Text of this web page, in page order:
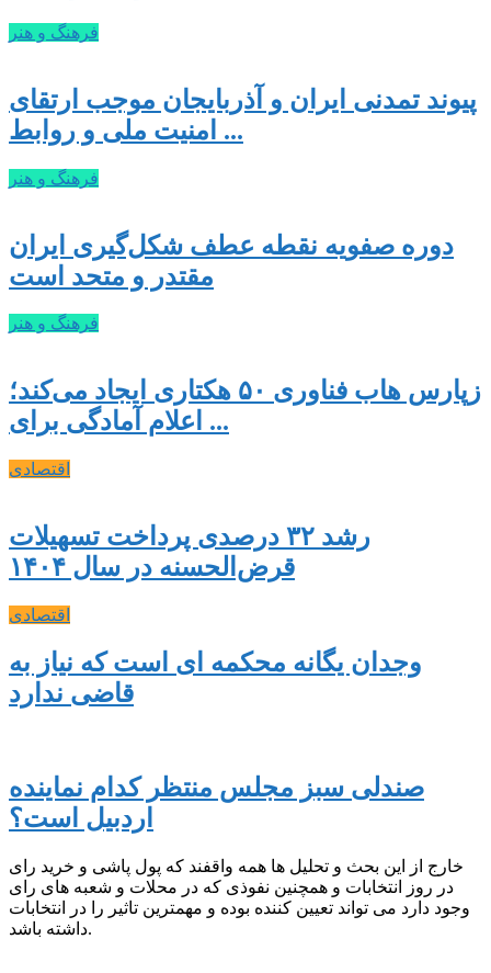
فرهنگ و هنر
پیوند تمدنی ایران و آذربایجان موجب ارتقای
امنیت ملی و روابط ...
فرهنگ و هنر
دوره صفویه نقطه عطف شکل‌گیری ایران
مقتدر و متحد است
فرهنگ و هنر
زپارس هاب فناوری ۵۰ هکتاری ایجاد می‌کند؛
اعلام آمادگی برای ...
اقتصادی
رشد ۳۲ درصدی پرداخت تسهیلات
قرض‌الحسنه در سال ۱۴۰۴
اقتصادی
وجدان یگانه محکمه ای است که نیاز به
قاضی ندارد
صندلی سبز مجلس منتظر کدام نماینده
اردبیل است؟
خارج از این بحث و تحلیل ها همه واقفند که پول پاشی و خرید رای
در روز انتخابات و همچنین نفوذی که در محلات و شعبه های رای
وجود دارد می تواند تعیین کننده بوده و مهمترین تاثیر را در انتخابات
داشته باشد.